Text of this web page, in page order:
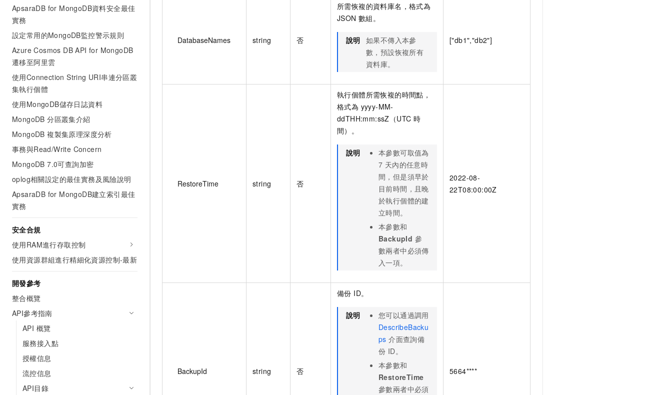
ApsaraDB for MongoDB資料安全最佳
實務
設定常用的MongoDB監控警示規則
Azure Cosmos DB API for MongoDB
遷移至阿里雲
使用Connection String URI串連分區叢
集執行個體
使用MongoDB儲存日誌資料
MongoDB 分區叢集介紹
MongoDB 複製集原理深度分析
事務與Read/Write Concern
MongoDB 7.0可查詢加密
oplog相關設定的最佳實務及風險說明
ApsaraDB for MongoDB建立索引最佳
實務
安全合規
使用RAM進行存取控制
使用資源群組進行精細化資源控制-最新
開發參考
整合概覽
API參考指南
API 概覽
服務接入點
授權信息
流控信息
API目錄
DatabaseNames string 否
所需恢複的資料庫名，格式為
JSON 數組。
說明 如果不傳入本參
數，預設恢複所有
資料庫。
["db1","db2"]
RestoreTime string 否
執行個體所需恢複的時間點，
格式為 yyyy-MM-
ddTHH:mm:ssZ（UTC 時
間）。
說明
本參數可取值為
7 天內的任意時
間，但是須早於
目前時間，且晚
於執行個體的建
立時間。
本參數和
BackupId 參
數兩者中必須傳
入一項。
2022-08-
22T08:00:00Z
BackupId string 否
備份 ID。
說明
您可以通過調用
DescribeBacku
ps 介面查詢備
份 ID。
本參數和
RestoreTime
參數兩者中必須
5664****